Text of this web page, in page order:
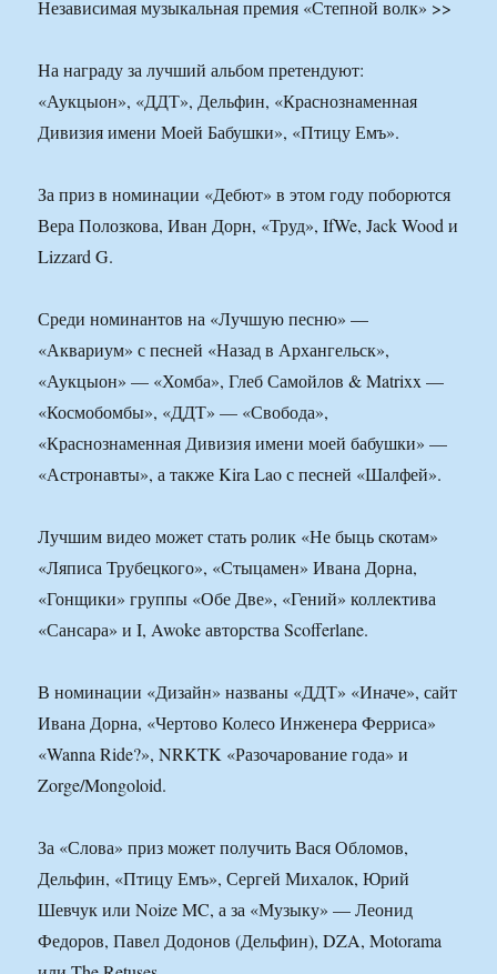
Независимая музыкальная премия «Степной волк» >>
На награду за лучший альбом претендуют:
«Аукцыон», «ДДТ», Дельфин, «Краснознаменная
Дивизия имени Моей Бабушки», «Птицу Емъ».
За приз в номинации «Дебют» в этом году поборются
Вера Полозкова, Иван Дорн, «Труд», IfWe, Jack Wood и
Lizzard G.
Среди номинантов на «Лучшую песню» —
«Аквариум» с песней «Назад в Архангельск»,
«Аукцыон» — «Хомба», Глеб Самойлов & Matrixx —
«Космобомбы», «ДДТ» — «Свобода»,
«Краснознаменная Дивизия имени моей бабушки» —
«Астронавты», а также Kira Lao с песней «Шалфей».
Лучшим видео может стать ролик «Не быць скотам»
«Ляписа Трубецкого», «Стыцамен» Ивана Дорна,
«Гонщики» группы «Обе Две», «Гений» коллектива
«Сансара» и I, Awoke авторства Scofferlane.
В номинации «Дизайн» названы «ДДТ» «Иначе», сайт
Ивана Дорна, «Чертово Колесо Инженера Ферриса»
«Wanna Ride?», NRKTK «Разочарование года» и
Zorge/Mongoloid.
За «Слова» приз может получить Вася Обломов,
Дельфин, «Птицу Емъ», Сергей Михалок, Юрий
Шевчук или Noize MC, а за «Музыку» — Леонид
Федоров, Павел Додонов (Дельфин), DZA, Motorama